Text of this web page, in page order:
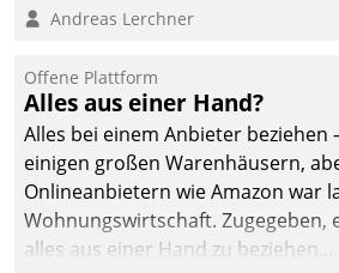
Andreas Lerchner
Offene Plattform
Alles aus einer Hand?
Alles bei einem Anbieter beziehen
einigen großen Warenhäusern,
Onlineanbietern wie Amazon war
Wohnungswirtschaft. Zugegeben,
alles aus einer Hand zu beziehen...